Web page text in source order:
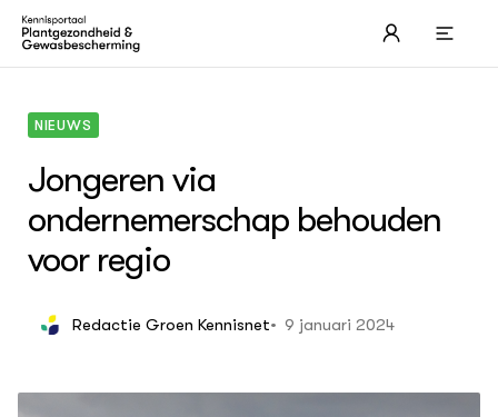
Page overview 1
Nieuws
NIEUWS
Jongeren via
ondernemerschap behouden
voor regio
Redactie Groen Kennisnet 9 januari 2024